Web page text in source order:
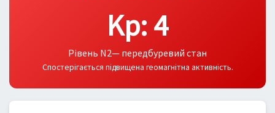
Kp: 4
Рівень N2— передбуревий стан
Спостерігається підвищена геомагнітна активність.